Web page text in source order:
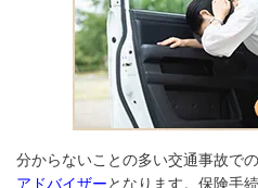
分からないことの多い交通事故で
アドバイザーとなります。保険手